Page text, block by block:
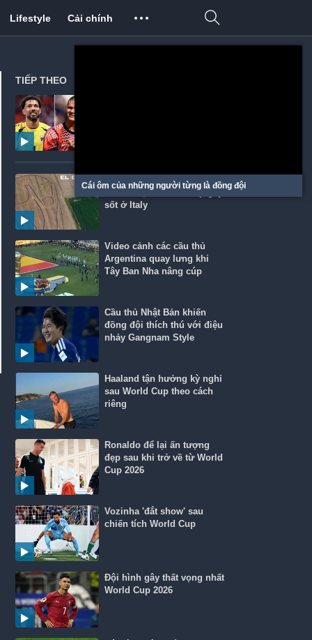
Lifestyle Cải chính
Cái ôm của những người từng là đồng đội
TIẾP THEO
Màn chúc mừng Tây Ban
Nha vô địch World Cup gây
sốt ở Italy
Video cảnh các cầu thủ
Argentina quay lưng khi
Tây Ban Nha nâng cúp
Cầu thủ Nhật Bản khiến
đồng đội thích thú với điệu
nhảy Gangnam Style
Haaland tận hưởng kỳ nghỉ
sau World Cup theo cách
riêng
Ronaldo để lại ấn tượng
đẹp sau khi trở về từ World
Cup 2026
Vozinha 'đắt show' sau
chiến tích World Cup
Đội hình gây thất vọng nhất
World Cup 2026